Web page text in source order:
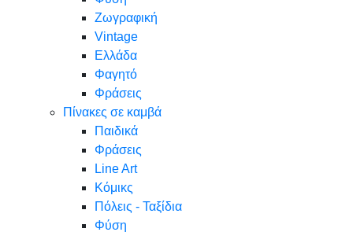
Ζωγραφική
Vintage
Ελλάδα
Φαγητό
Φράσεις
Πίνακες σε καμβά
Παιδικά
Φράσεις
Line Art
Κόμικς
Πόλεις - Ταξίδια
Φύση